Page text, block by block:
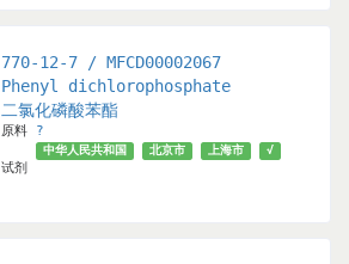
770-12-7 / MFCD00002067
Phenyl dichlorophosphate
二氯化磷酸苯酯
原料 ?
试剂
中华人民共和国 北京市 上海市 √